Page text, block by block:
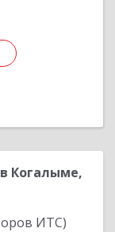
Когалыме,
ИТС)